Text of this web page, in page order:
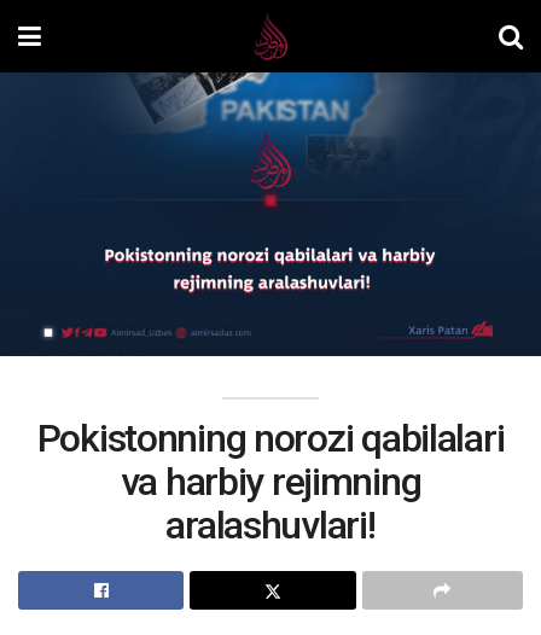
Pokistonning norozi qabilalari
va harbiy rejimning
aralashuvlari!